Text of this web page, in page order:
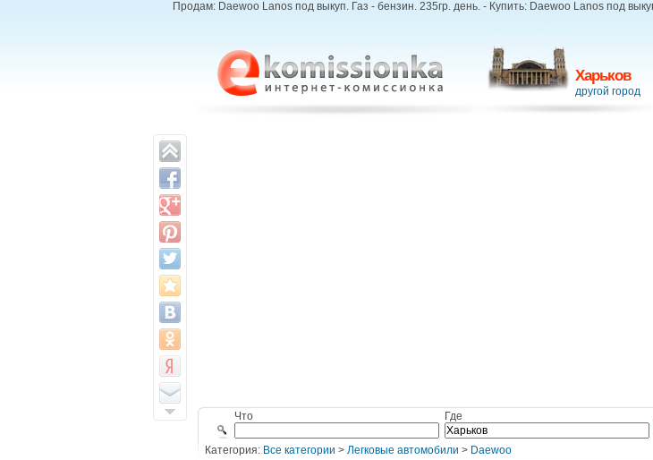
Продам: Daewoo Lanos под выкуп. Газ - бензин. 235гр. день. - Купить: Daewoo Lanos под
Харьков
другой город
Что Где
Категория: Все категории > Легковые автомобили > Daewoo